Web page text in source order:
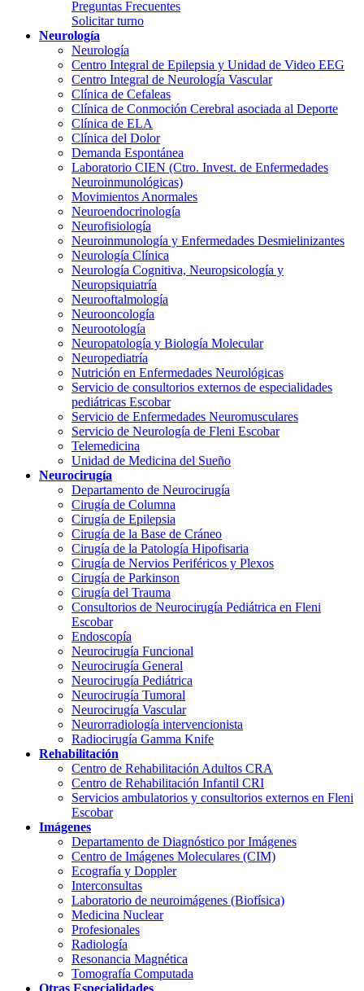
Preguntas Frecuentes
Solicitar turno
Neurología
Neurología
Centro Integral de Epilepsia y Unidad de Video EEG
Centro Integral de Neurología Vascular
Clínica de Cefaleas
Clínica de Conmoción Cerebral asociada al Deporte
Clínica de ELA
Clínica del Dolor
Demanda Espontánea
Laboratorio CIEN (Ctro. Invest. de Enfermedades
Neuroinmunológicas)
Movimientos Anormales
Neuroendocrinología
Neurofisiología
Neuroinmunología y Enfermedades Desmielinizantes
Neurología Clínica
Neurología Cognitiva, Neuropsicología y
Neuropsiquiatría
Neurooftalmología
Neurooncología
Neurootología
Neuropatología y Biología Molecular
Neuropediatría
Nutrición en Enfermedades Neurológicas
Servicio de consultorios externos de especialidades
pediátricas Escobar
Servicio de Enfermedades Neuromusculares
Servicio de Neurología de Fleni Escobar
Telemedicina
Unidad de Medicina del Sueño
Neurocirugía
Departamento de Neurocirugía
Cirugía de Columna
Cirugía de Epilepsia
Cirugía de la Base de Cráneo
Cirugía de la Patología Hipofisaria
Cirugía de Nervios Periféricos y Plexos
Cirugía de Parkinson
Cirugía del Trauma
Consultorios de Neurocirugía Pediátrica en Fleni
Escobar
Endoscopía
Neurocirugía Funcional
Neurocirugía General
Neurocirugía Pediátrica
Neurocirugía Tumoral
Neurocirugía Vascular
Neurorradiología intervencionista
Radiocirugía Gamma Knife
Rehabilitación
Centro de Rehabilitación Adultos CRA
Centro de Rehabilitación Infantil CRI
Servicios ambulatorios y consultorios externos en Fleni
Escobar
Imágenes
Departamento de Diagnóstico por Imágenes
Centro de Imágenes Moleculares (CIM)
Ecografía y Doppler
Interconsultas
Laboratorio de neuroimágenes (Biofísica)
Medicina Nuclear
Profesionales
Radiología
Resonancia Magnética
Tomografía Computada
Otras Especialidades